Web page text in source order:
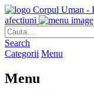
Corpul Uman -
afectiuni
Search
Categorii Menu
Menu